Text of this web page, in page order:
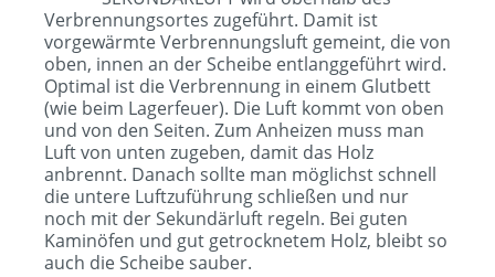
Verbrennungsortes zugeführt. Damit ist
vorgewärmte Verbrennungsluft gemeint, die von
oben, innen an der Scheibe entlanggeführt wird.
Optimal ist die Verbrennung in einem Glutbett
(wie beim Lagerfeuer). Die Luft kommt von oben
und von den Seiten. Zum Anheizen muss man
Luft von unten zugeben, damit das Holz
anbrennt. Danach sollte man möglichst schnell
die untere Luftzuführung schließen und nur
noch mit der Sekundärluft regeln. Bei guten
Kaminöfen und gut getrocknetem Holz, bleibt so
auch die Scheibe sauber.